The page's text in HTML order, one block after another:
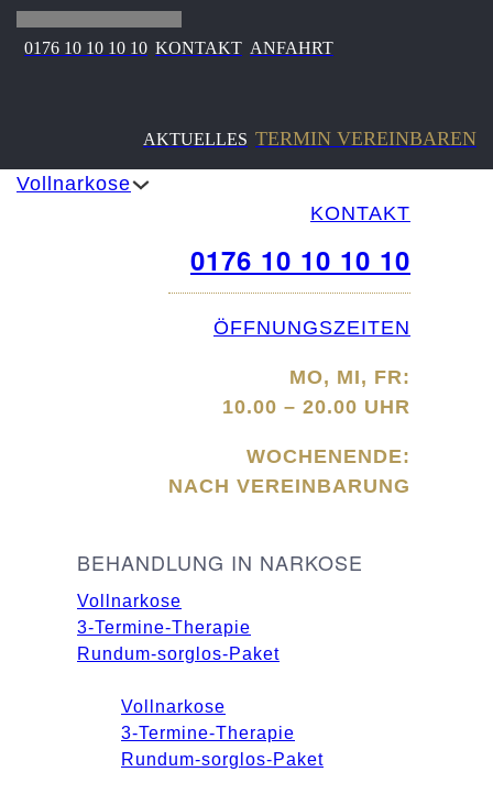
0176 10 10 10 10 KONTAKT ANFAHRT
AKTUELLES TERMIN VEREINBAREN
Vollnarkose
KONTAKT
0176 10 10 10 10
ÖFFNUNGSZEITEN
MO, MI, FR:
10.00 – 20.00 UHR
WOCHENENDE:
NACH VEREINBARUNG
BEHANDLUNG IN NARKOSE
Vollnarkose
3-Termine-Therapie
Rundum-sorglos-Paket
Vollnarkose
3-Termine-Therapie
Rundum-sorglos-Paket